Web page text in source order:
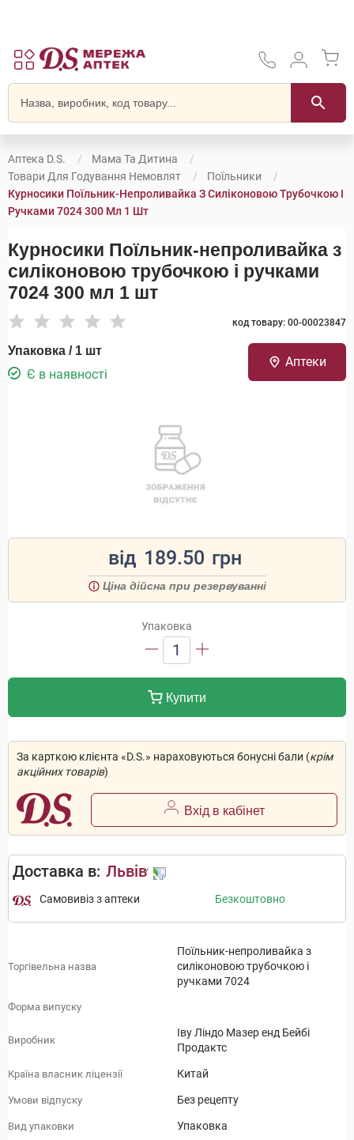
Аптека D.S.
Мама Та Дитина
Товари Для Годування Немовлят
Поїльники
Курносики Поїльник-Непроливайка З Силіконовою Трубочкою І
Ручками 7024 300 Мл 1 Шт
Курносики Поїльник-непроливайка з
силіконовою трубочкою і ручками
7024 300 мл 1 шт
код товару: 00-00023847
Упаковка / 1 шт
Є в наявності
Аптеки
від 189.50 грн
Ціна дійсна при резервуванні
Упаковка
1
Купити
За карткою клієнта «D.S.» нараховуються бонусні бали (крім
акційних товарів)
Вхід в кабінет
Доставка в: Львів
Самовивіз з аптеки Безкоштовно
Торгівельна назва
Поїльник-непроливайка з
силіконовою трубочкою і
ручками 7024
Форма випуску
Виробник
Іву Ліндо Мазер енд Бейбі
Продактс
Країна власник ліцензії Китай
Умови відпуску Без рецепту
Вид упаковки Упаковка